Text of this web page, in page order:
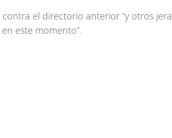
el directorio anterior “y otros
este momento”.